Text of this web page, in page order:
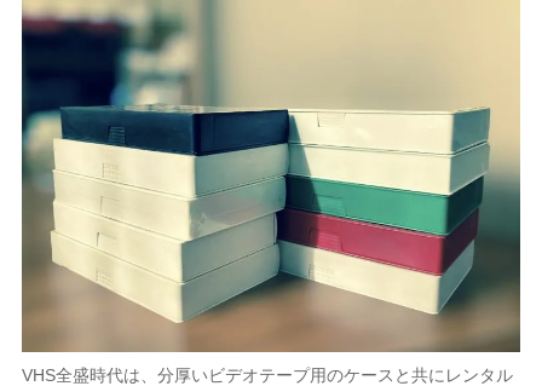
VHS全盛時代は、分厚いビデオテープ用のケースと共にレンタル